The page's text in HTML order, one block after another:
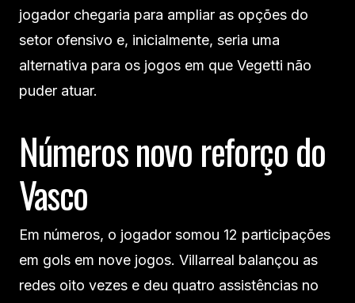
jogador chegaria para ampliar as opções do
setor ofensivo e, inicialmente, seria uma
alternativa para os jogos em que Vegetti não
puder atuar.
Números novo reforço do
Vasco
Em números, o jogador somou 12 participações
em gols em nove jogos. Villarreal balançou as
redes oito vezes e deu quatro assistências no